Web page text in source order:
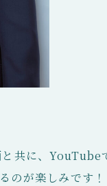
共に、
のが楽しみです